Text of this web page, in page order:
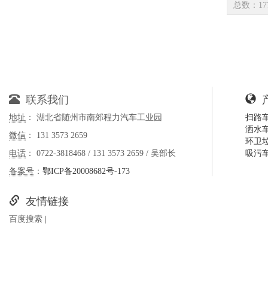
总数：
联系我们
地址 ： 湖北省随州市南郊程力汽车工业园
微信 ： 131 3573 2659
电话 ： 0722-3818468 / 131 3573 2659 / 吴部长
备案号 ： 鄂ICP备20008682号-173
扫路
洒水
环卫
吸污
友情链接
百度搜索